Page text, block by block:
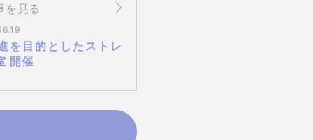
を見る
を目的としたストレ
開催